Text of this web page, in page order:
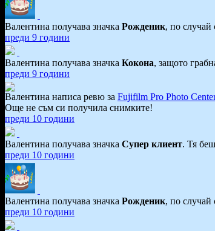
Валентина получава значка Рожденик, по
преди 9 години
Валентина получава значка Кокона, защото
преди 9 години
Валентина написа ревю за Fujifilm Pro Photo
Още не съм си получила снимките!
преди 10 години
Валентина получава значка Супер клиент. Тя
преди 10 години
Валентина получава значка Рожденик, по
преди 10 години